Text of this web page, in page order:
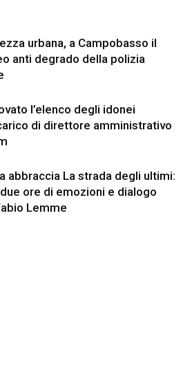
urbana, a Campobasso il
anti degrado della polizia
l’elenco degli idonei
di direttore amministrativo
abbraccia La strada degli ultimi:
ore di emozioni e dialogo
Lemme